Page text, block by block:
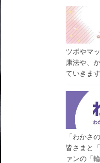
ツボやマ
康法や、
ていきます
「わかさ
皆さまと
ァンの「